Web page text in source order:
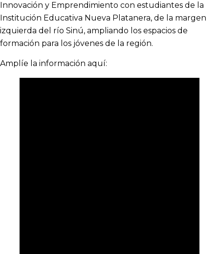
Innovación y Emprendimiento con estudiantes de la
Institución Educativa Nueva Platanera, de la margen
izquierda del río Sinú, ampliando los espacios de
formación para los jóvenes de la región.
Amplíe la información aquí: